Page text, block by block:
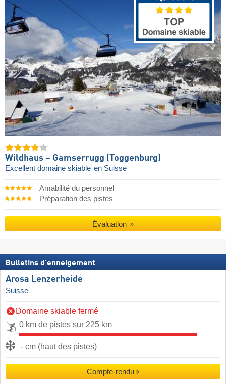
Wildhaus – Gamserrugg (Toggenburg)
Excellent domaine skiable en Suisse
Amabilité du personnel
Préparation des pistes
Évaluation
Bulletins d'enneigement
Arosa Lenzerheide
Suisse
Domaine skiable fermé
0 km de pistes sur 225 km
- cm (haut des pistes)
Compte-rendu